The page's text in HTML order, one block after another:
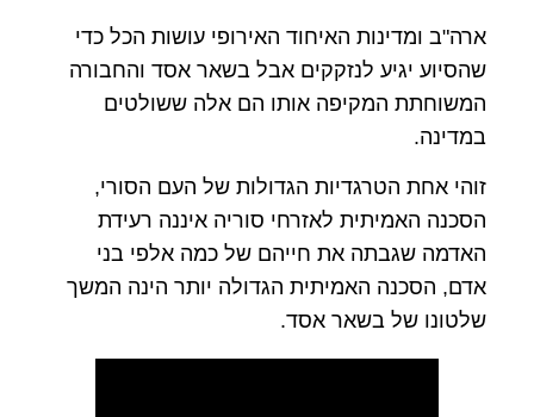
ארה"ב ומדינות האיחוד האירופי עושות הכל כדי
שהסיוע יגיע לנזקקים אבל בשאר אסד והחבורה
המשוחתת המקיפה אותו הם אלה ששולטים
במדינה.
זוהי אחת הטרגדיות הגדולות של העם הסורי,
הסכנה האמיתית לאזרחי סוריה איננה רעידת
האדמה שגבתה את חייהם של כמה אלפי בני
אדם, הסכנה האמיתית הגדולה יותר הינה המשך
שלטונו של בשאר אסד.